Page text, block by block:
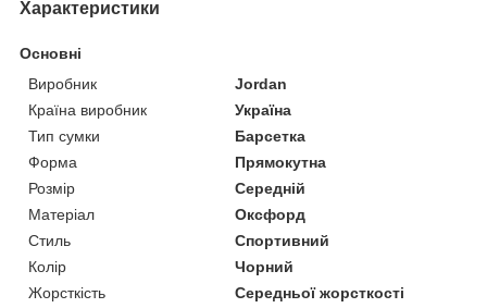
Характеристики
Основні
Виробник
Jordan
Країна виробник
Україна
Тип сумки
Барсетка
Форма
Прямокутна
Розмір
Середній
Матеріал
Оксфорд
Стиль
Спортивний
Колір
Чорний
Жорсткість
Середньої жорсткості